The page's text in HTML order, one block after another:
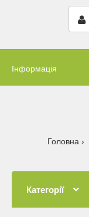
Інформація
Головна
Категорії